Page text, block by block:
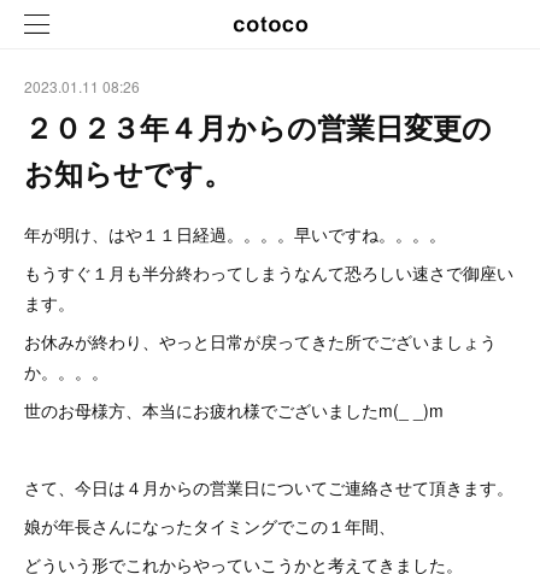
2023.01.11 08:26
２０２３年４月からの営業日変更の
お知らせです。
年が明け、はや１１日経過。。。。早いですね。。。。
もうすぐ１月も半分終わってしまうなんて恐ろしい速さで御座い
ます。
お休みが終わり、やっと日常が戻ってきた所でございましょう
か。。。。
世のお母様方、本当にお疲れ様でございましたm(_ _)m
さて、今日は４月からの営業日についてご連絡させて頂きます。
娘が年長さんになったタイミングでこの１年間、
どういう形でこれからやっていこうかと考えてきました。